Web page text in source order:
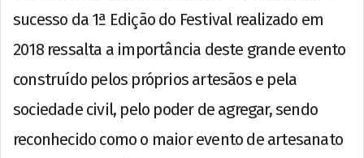
sucesso da 1ª Edição do Festival realizado em
2018 ressalta a importância deste grande evento
construído pelos próprios artesãos e pela
sociedade civil, pelo poder de agregar, sendo
reconhecido como o maior evento de artesanato